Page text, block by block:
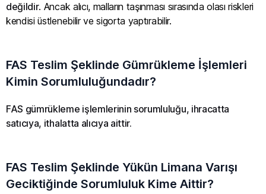
değildir. Ancak alıcı, malların taşınması sırasında olası riskleri
kendisi üstlenebilir ve sigorta yaptırabilir.
FAS Teslim Şeklinde Gümrükleme İşlemleri
Kimin Sorumluluğundadır?
FAS gümrükleme işlemlerinin sorumluluğu, ihracatta
satıcıya, ithalatta alıcıya aittir.
FAS Teslim Şeklinde Yükün Limana Varışı
Geciktiğinde Sorumluluk Kime Aittir?